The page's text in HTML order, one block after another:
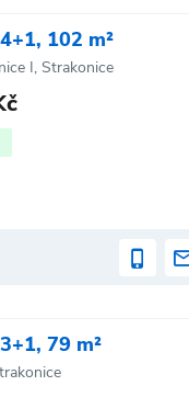
102 m²
I, Strakonice
79 m²